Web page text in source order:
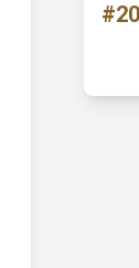
#20